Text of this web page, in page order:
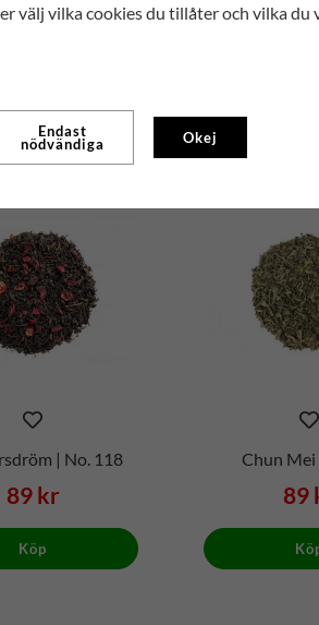
| No. 118
89 kr
Köp
Chun Mei
89
välj vilka cookies du tillåter och vilka du
Endast
nödvändiga Okej